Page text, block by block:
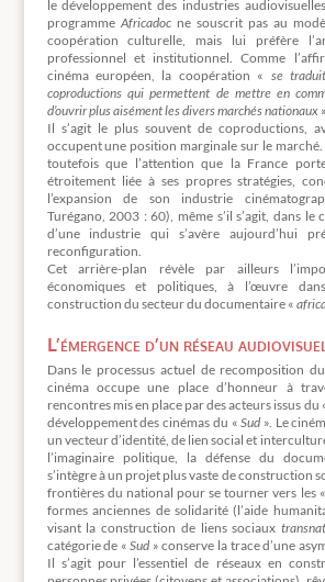
le développement des industries
programme Africadocne souscrit pas au
coopération culturelle, mais lui préfère
professionnel et institutionnel. Comme
cinéma européen, la coopération « se
coproductions qui permettent de mettre en
d’ouvrir plus aisément les divers marchés nationaux
Il s’agit le plus souvent de coproductions,
occupent une position marginale sur le
toutefois que l’attention que la France
étroitement liée à ses propres stratégies,
l’expansion de son industrie
Turégano, 2003 : 60), même s’il s’agit, dans le
d’une industrie qui s’avère aujourd’hui
reconfiguration.
Cet arrière-plan révèle par ailleurs
économiques et politiques, à l’œuvre
construction du secteur du documentaire «
L’émergence d’un réseau
Dans le processus actuel de recomposition
cinéma occupe une place d’honneur à
rencontres mis en place par des acteurs issus du
développement des cinémas du «Sud ». Le
un vecteur d’identité, de lien social et
l’imaginaire politique, la défense du
s’intègre à un projet plus vaste de construction
frontières du national pour se tourner vers les «
formes anciennes de solidarité (l’aide
visant la construction de liens sociaux
catégorie de «Sud » conserve la trace d’une
Il s’agit pour l’essentiel de réseaux en